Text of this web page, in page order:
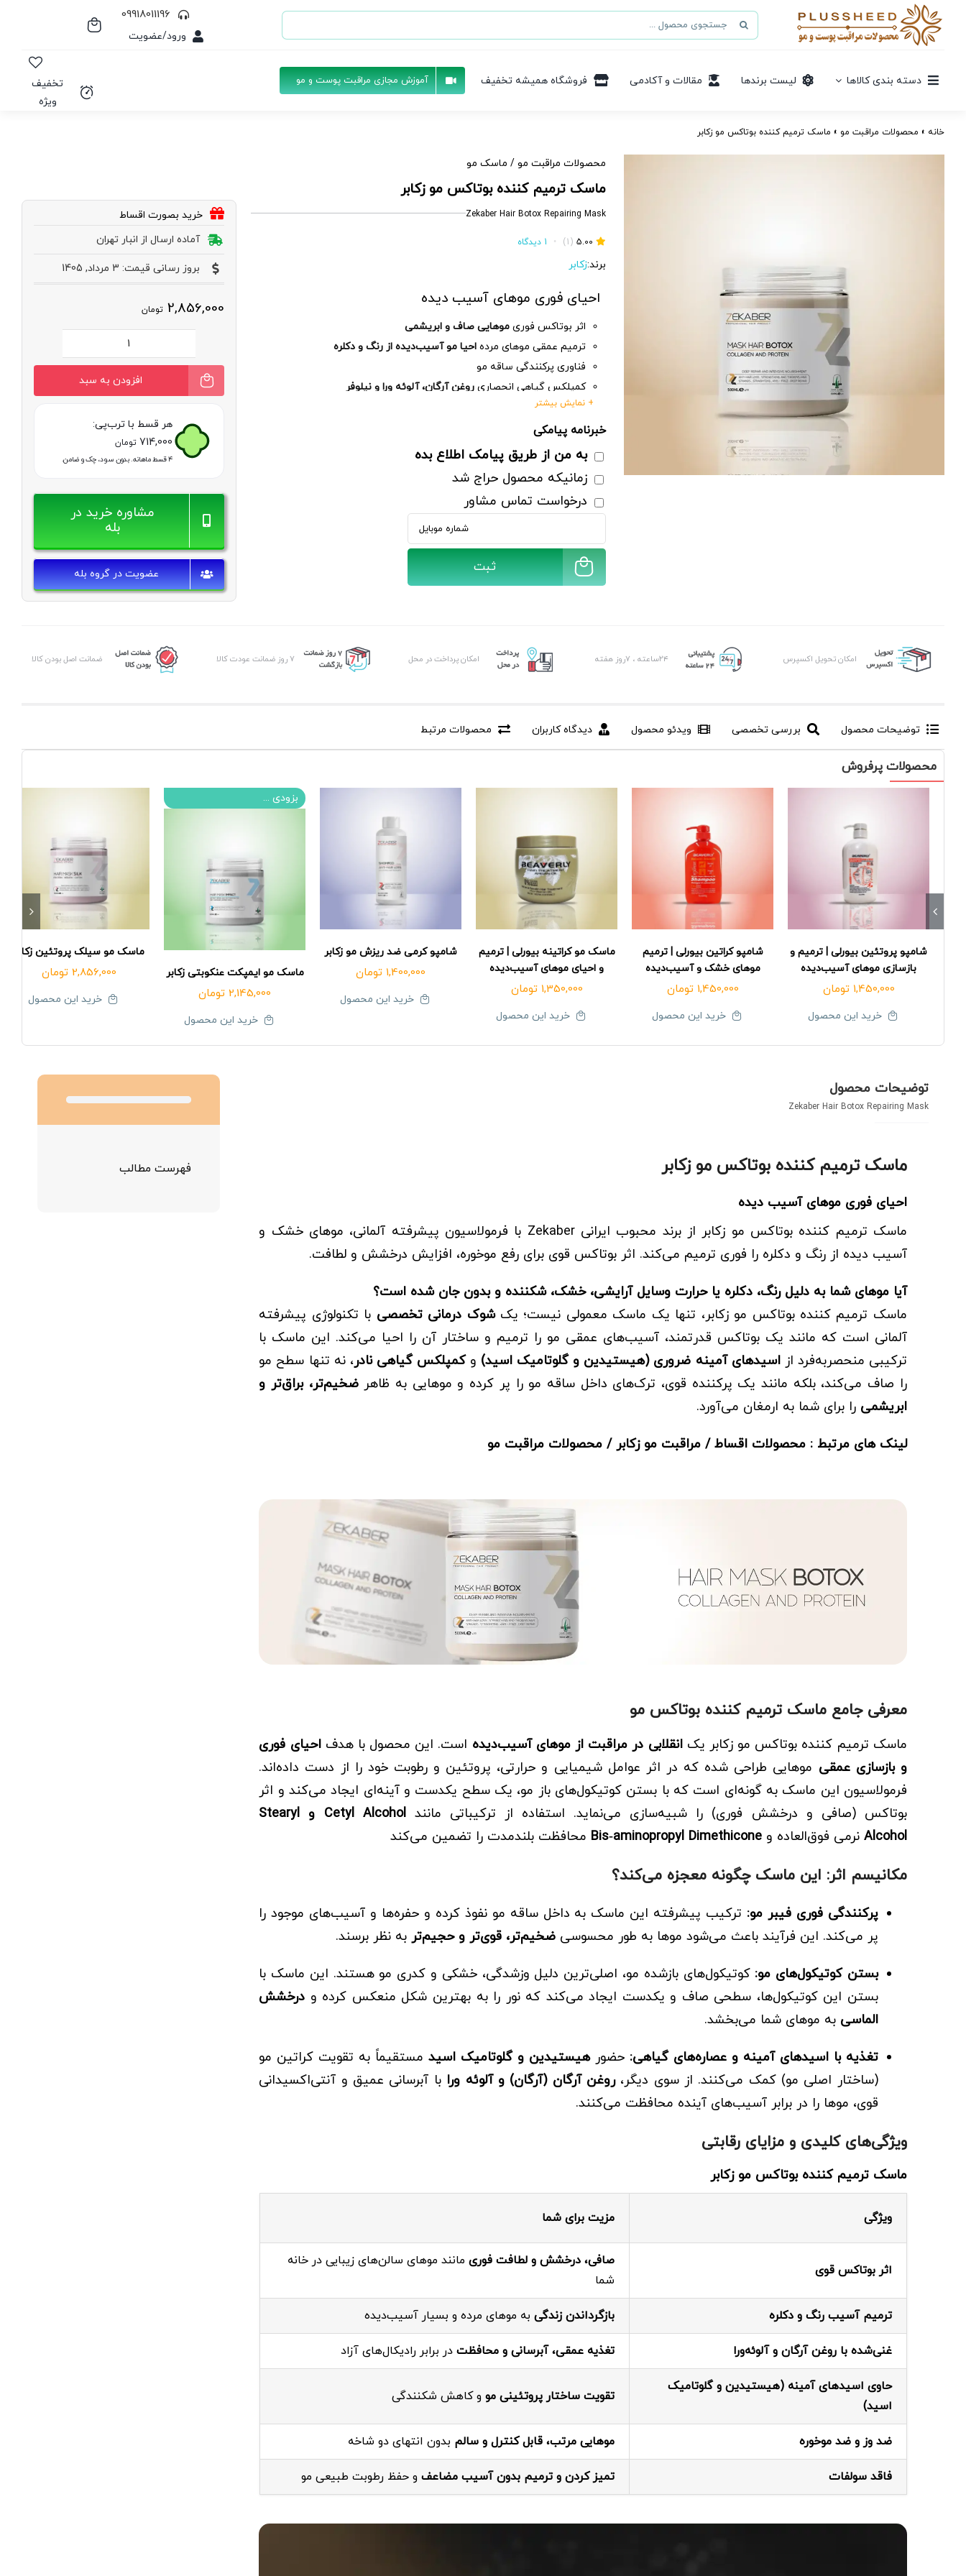
جستجو
برای:
09918011196
ورود/عضویت
دسته بندی کالاها لیست برندها مقالات و آکادمی فروشگاه همیشه تخفیف آموزش مجازی مراقبت پوست و مو
تخفیف
ویژه
خانه » محصولات مراقبت مو » ماسک ترمیم کننده بوتاکس مو زکابر
محصولات مراقبت مو / ماسک مو
ماسک ترمیم کننده بوتاکس مو زکابر
Zekaber Hair Botox Repairing Mask
5.00
(1)
• 1 دیدگاه
برند:زکابر
احیای فوری موهای آسیب دیده
اثر بوتاکس فوری موهایی صاف و ابریشمی
ترمیم عمقی موهای مردهاحیا مو آسیب‌دیده از رنگ و دکلره
فناوری پرکنندگی ساقه مو
کمپلکس گیاهی انحصاری روغن آرگان، آلوئه ورا و نیلوفر
بستن کوتیکول‌های مو
احیای پروتئینی
شوک درمانی هوشمند
+ نمایش بیشتر
خبرنامه پیامکی
به من از طریق پیامک اطلاع بده
زمانیکه محصول حراج شد
درخواست تماس مشاور
خرید بصورت اقساط
آماده ارسال از انبار تهران
بروز رسانی قیمت: 3 مرداد, 1405
2,856,000 تومان
ماسک
ترمیم
کننده
بوتاکس
مو
زکابر
عدد
افزودن به سبد
هر قسط با ترب‌پی:
714,000 تومان
۴ قسط ماهانه. بدون سود، چک و ضامن.
مشاوره خرید در
بله
عضویت در گروه بله
امکان تحویل اکسپرس ۲۴ساعته ، ۷روز هفته امکان پرداخت در محل ۷ روز ضمانت عودت کالا ضمانت اصل بودن کالا
توضیحات محصول بررسی تخصصی ویدئو محصول دیدگاه کاربران محصولات مرتبط
محصولات پرفروش
شامپو پروتئین بیورلی | ترمیم و
بازسازی موهای آسیب‌دیده
1,450,000 تومان
خرید این محصول
شامپو کراتین بیورلی | ترمیم
موهای خشک و آسیب‌دیده
1,450,000 تومان
خرید این محصول
ماسک مو کراتینه بیورلی | ترمیم
و احیای موهای آسیب‌دیده
1,350,000 تومان
خرید این محصول
شامپو کرمی ضد ریزش مو زکابر
1,400,000 تومان
خرید این محصول
بزودی ...
ماسک مو ایمپکت عنکوبتی زکابر
2,145,000 تومان
خرید این محصول
ماسک مو سیلک پروتئین زکابر
2,856,000 تومان
خرید این محصول
توضیحات محصول
Zekaber Hair Botox Repairing Mask
ماسک ترمیم کننده بوتاکس مو زکابر
احیای فوری موهای آسیب دیده
ماسک ترمیم کننده بوتاکس مو زکابر از برند محبوب ایرانیZekaber با فرمولاسیون پیشرفته آلمانی، موهای خشک و
آسیب دیده از رنگ و دکلره را فوری ترمیم می‌کند. اثر بوتاکس قوی برای رفع موخوره، افزایش درخشش و لطافت.
آیا موهای شما به دلیل رنگ، دکلره یا حرارت وسایل آرایشی، خشک، شکننده و بدون جان شده است؟
ماسک ترمیم کننده بوتاکس مو زکابر، تنها یک ماسک معمولی نیست؛ یکشوک درمانی تخصصی با تکنولوژی پیشرفته
آلمانی است که مانند یک بوتاکس قدرتمند، آسیب‌های عمقی مو را ترمیم و ساختار آن را احیا می‌کند. این ماسک با
ترکیبی منحصربه‌فرد ازاسیدهای آمینه ضروری (هیستیدین و گلوتامیک اسید) وکمپلکس گیاهی نادر، نه تنها سطح مو
را صاف می‌کند، بلکه مانند یک پرکننده قوی، ترک‌های داخل ساقه مو را پر کرده و موهایی به ظاهرضخیم‌تر، براق‌تر و
ابریشمی را برای شما به ارمغان می‌آورد.
لینک های مرتبط :محصولات اقساط /مراقبت مو زکابر /محصولات مراقبت مو
معرفی جامع ماسک ترمیم کننده بوتاکس مو
ماسک ترمیم کننده بوتاکس مو زکابر یکانقلابی در مراقبت از موهای آسیب‌دیده است. این محصول با هدفاحیای فوری
و بازسازی عمقی موهایی طراحی شده که در اثر عوامل شیمیایی و حرارتی، پروتئین و رطوبت خود را از دست داده‌اند.
فرمولاسیون این ماسک به گونه‌ای است که با بستن کوتیکول‌های باز مو، یک سطح یکدست و آینه‌ای ایجاد می‌کند و اثر
بوتاکس (صافی و درخشش فوری) را شبیه‌سازی می‌نماید. استفاده از ترکیباتی مانند
Cetyl Alcohol و Stearyl
Alcohol نرمی فوق‌العاده وBis‑aminopropyl Dimethicone محافظت بلندمدت را تضمین می‌کند
مکانیسم اثر: این ماسک چگونه معجزه می‌کند؟
پرکنندگی فوری فیبر مو: ترکیب پیشرفته این ماسک به داخل ساقه مو نفوذ کرده و حفره‌ها و آسیب‌های موجود را
پر می‌کند. این فرآیند باعث می‌شود موها به طور محسوسیضخیم‌تر، قوی‌تر و حجیم‌تر به نظر برسند.
بستن کوتیکول‌های مو: کوتیکول‌های بازشده مو، اصلی‌ترین دلیل وزشدگی، خشکی و کدری مو هستند. این ماسک با
بستن این کوتیکول‌ها، سطحی صاف و یکدست ایجاد می‌کند که نور را به بهترین شکل منعکس کرده و درخشش
الماسی به موهای شما می‌بخشد.
تغذیه با اسیدهای آمینه و عصاره‌های گیاهی: حضورهیستیدین و گلوتامیک اسیدمستقیماً به تقویت کراتین مو
(ساختار اصلی مو) کمک می‌کنند. از سوی دیگر،روغن آرگان (آرگان) و آلوئه ورا با آبرسانی عمیق و آنتی‌اکسیدانی
قوی، موها را در برابر آسیب‌های آینده محافظت می‌کنند.
ویژگی‌های کلیدی و مزایای رقابتی
ماسک ترمیم کننده بوتاکس مو زکابر
ویژگی مزیت برای شما
اثر بوتاکس قوی
صافی، درخشش و لطافت فوری مانند موهای سالن‌های زیبایی در خانه
شما
ترمیم آسیب رنگ و دکلره بازگرداندن زندگی به موهای مرده و بسیار آسیب‌دیده
غنی‌شده با روغن آرگان و آلوئه‌ورا تغذیه عمقی، آبرسانی و محافظت در برابر رادیکال‌های آزاد
حاوی اسیدهای آمینه (هیستیدین و گلوتامیک
اسید)
تقویت ساختار پروتئینی مو و کاهش شکنندگی
ضد وز و ضد موخوره موهایی مرتب، قابل کنترل و سالم بدون انتهای دو شاخه
فاقد سولفات تمیز کردن و ترمیم بدون آسیب مضاعف و حفظ رطوبت طبیعی مو
فهرست مطالب